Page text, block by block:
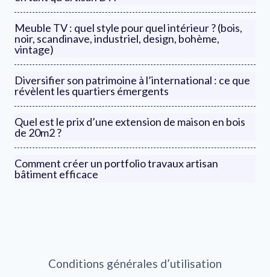
Meuble TV : quel style pour quel intérieur ? (bois,
noir, scandinave, industriel, design, bohème,
vintage)
Diversifier son patrimoine à l’international : ce que
révèlent les quartiers émergents
Quel est le prix d’une extension de maison en bois
de 20m2 ?
Comment créer un portfolio travaux artisan
bâtiment efficace
Conditions générales d’utilisation